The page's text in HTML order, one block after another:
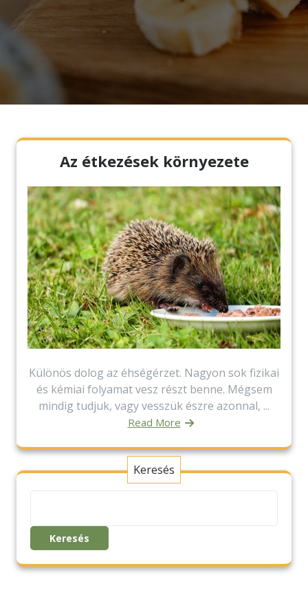
Az étkezések környezete
Különös dolog az éhségérzet. Nagyon sok fizikai
és kémiai folyamat vesz részt benne. Mégsem
mindig tudjuk, vagy vesszük észre azonnal, ...
Read More
Keresés
Keresés